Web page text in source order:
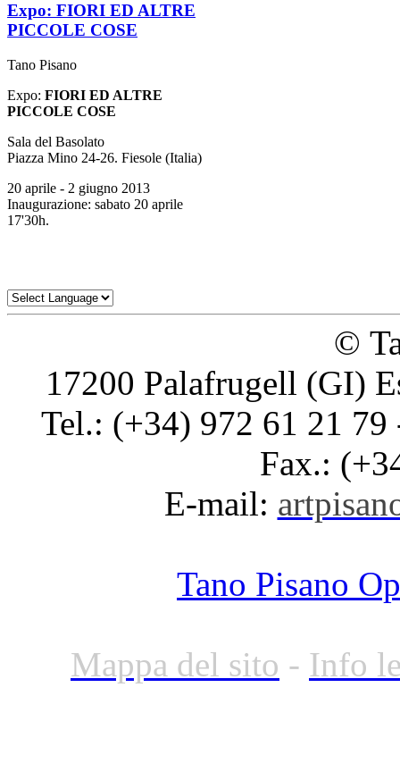
Expo: FIORI ED ALTRE
PICCOLE COSE
Tano Pisano
Expo: FIORI ED ALTRE
PICCOLE COSE
Sala del Basolato
Piazza Mino 24-26. Fiesole (Italia)
20 aprile - 2 giugno 2013
Inaugurazione: sabato 20 aprile
17'30h.
©
17200 Palafrugell (GI)
Tel.: (+34) 972 61 21
Fax.:
E-mail:
Tano Pisano
Mappa del sito - Info